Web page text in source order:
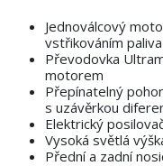
Jednoválcový
vstřikováním paliva
Převodovka
motorem
Přepínatelný
s uzávěrkou
Elektrický
Vysoká světlá
Přední a zadní